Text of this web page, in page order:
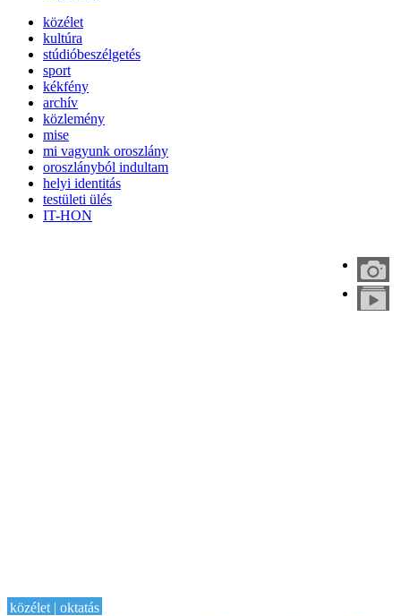
közélet
kultúra
stúdióbeszélgetés
sport
kékfény
archív
közlemény
mise
mi vagyunk oroszlány
oroszlányból indultam
helyi identitás
testületi ülés
IT-HON
közélet | oktatás